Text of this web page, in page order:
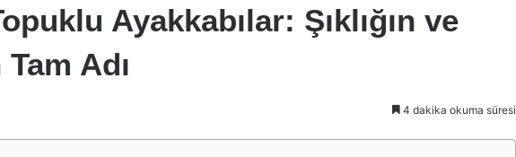
Ayakkabılar: Şıklığın ve
Adı
4 dakika okuma süresi